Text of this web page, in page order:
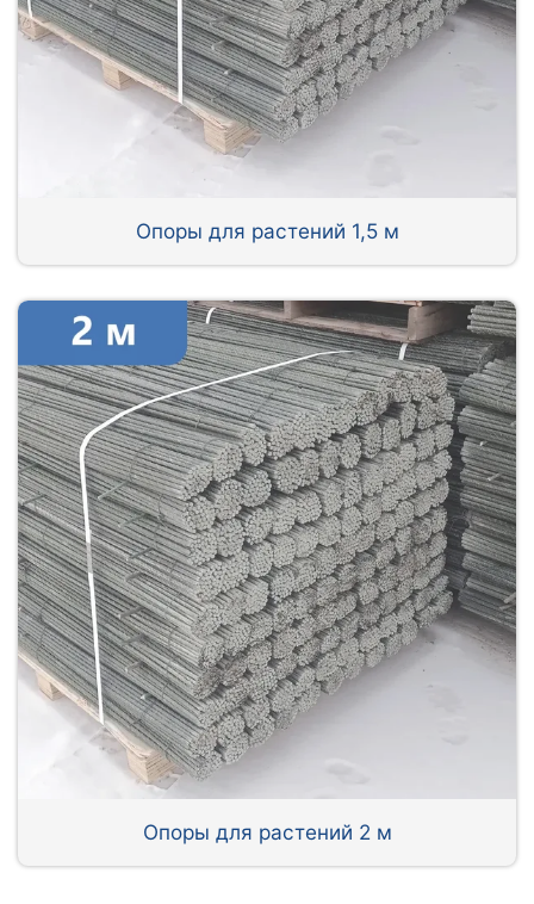
Опоры для растений 1,5 м
Опоры для растений 2 м